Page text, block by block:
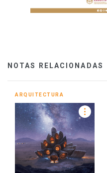
NOTAS RELACIONADAS
ARQUITECTURA